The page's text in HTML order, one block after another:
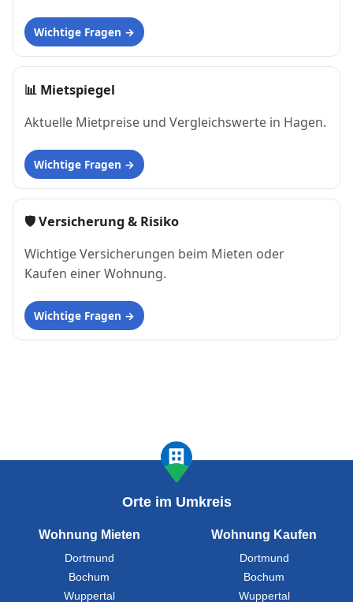
Wichtige Fragen
📊 Mietspiegel
Aktuelle Mietpreise und Vergleichswerte in Hagen.
Wichtige Fragen
🛡 Versicherung & Risiko
Wichtige Versicherungen beim Mieten oder
Kaufen einer Wohnung.
Wichtige Fragen
Orte im Umkreis
Wohnung Mieten
Dortmund
Bochum
Wuppertal
Wohnung Kaufen
Dortmund
Bochum
Wuppertal